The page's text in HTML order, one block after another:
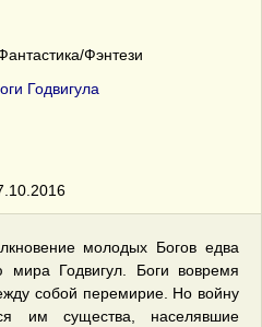
Фэнтези
Годвигула
молодых Богов едва
мира Годвигул. Боги вовремя
собой перемирие. Но войну
им существа, населявшие